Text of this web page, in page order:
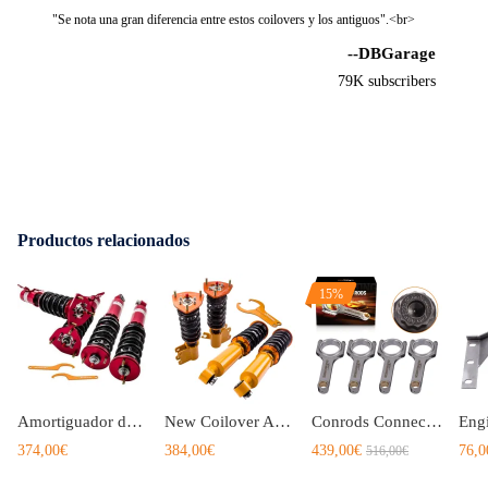
Todas las modificaciones deben ser instaladas por mecánicos cualificados
"Se nota una gran diferencia entre estos coilovers y los antiguos".<br>
--DBGarage
79K subscribers
Productos relacionados
Amortiguador de fuerza ajustable Coilovers compatible para NISSAN Silvia S13 180SX 240SX
374,00€
New Coilover Amortiguador Ajustable compatible para Nissan S13 180SX 200SX 89-94 240SX
384,00€
15%
Conrods Connecting Rod compatible para Nissan Silvia Bluebird 1.8 Turbo CA18 S13 180SX 200SX
439,00€ 516,00€